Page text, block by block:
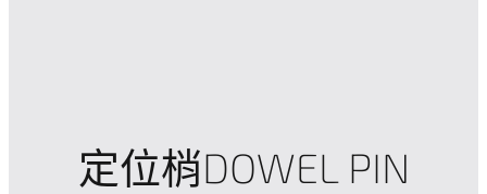
定位梢DOWEL PIN